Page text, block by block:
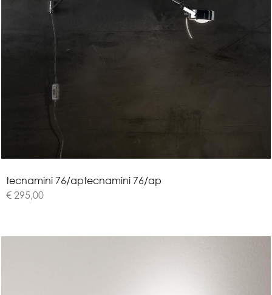
tecnamini 76/aptecnamini 76/ap
€ 295,00